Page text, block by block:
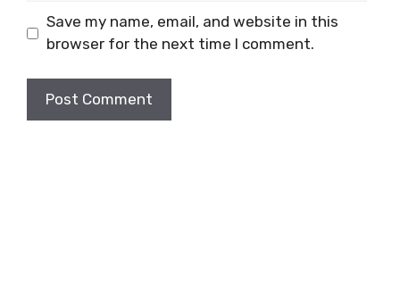
Save my name, email, and website in this
browser for the next time I comment.